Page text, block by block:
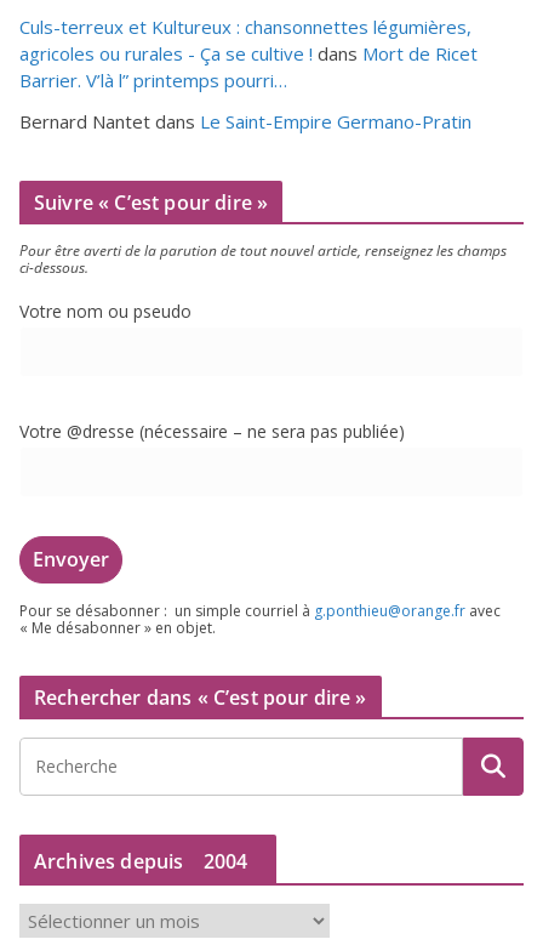
Culs-terreux et Kultureux : chansonnettes légumières,
agricoles ou rurales - Ça se cultive ! dans Mort de Ricet
Barrier. V’là l” printemps pourri…
Bernard Nantet dans Le Saint-Empire Germano-Pratin
Suivre « C’est pour dire »
Pour être aver­ti de la paru­tion de tout nou­vel article, ren­sei­gnez les champs
ci-dessous.
Votre nom ou pseudo
Votre @dresse (néces­saire – ne sera pas publiée)
Pour se désa­bon­ner : un simple cour­riel à g.​ponthieu@​orange.​fr avec
« Me désa­bon­ner » en objet.
Rechercher dans « C’est pour dire »
Archives depuis 2004